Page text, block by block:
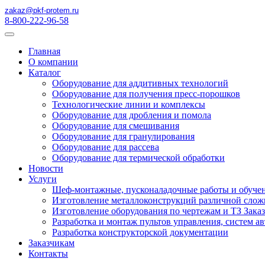
zakaz@pkf-protem.ru
8-800-222-96-58
Главная
О компании
Каталог
Оборудование для аддитивных технологий
Оборудование для получения пресс-порошков
Технологические линии и комплексы
Оборудование для дробления и помола
Оборудование для смешивания
Оборудование для гранулирования
Оборудование для рассева
Оборудование для термической обработки
Новости
Услуги
Шеф-монтажные, пусконаладочные работы и
Изготовление металлоконструкций различной
Изготовление оборудования по чертежам и ТЗ
Разработка и монтаж пультов управления, систем
Разработка конструкторской документации
Заказчикам
Контакты